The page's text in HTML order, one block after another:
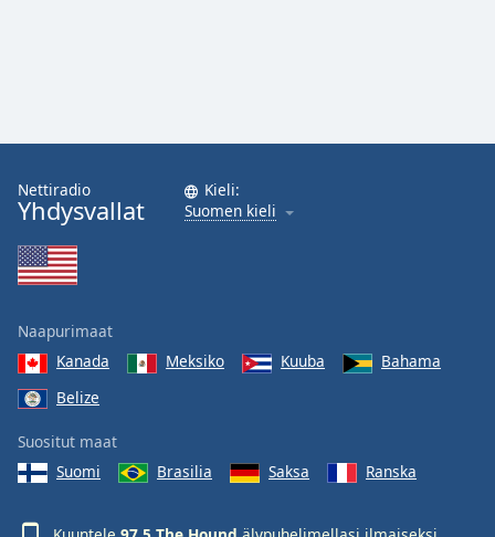
Nettiradio
Yhdysvallat
Kieli:
Suomen kieli
Naapurimaat
Kanada
Meksiko Kuuba
Bahama
Belize
Suositut maat
Suomi
Brasilia Saksa Ranska